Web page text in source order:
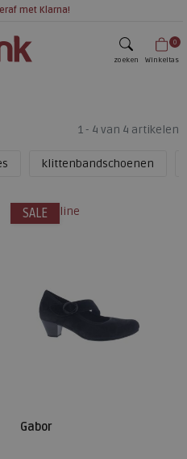
met Klarna!
zoeken
0
Winkeltas
1 - 4 van 4 artikelen
klittenbandschoenen
SALE
alleen online
Gabor